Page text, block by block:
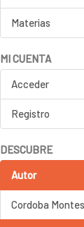
Materias
MI CUENTA
Acceder
Registro
DESCUBRE
Autor
Cordoba